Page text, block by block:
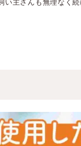
い主さんも無理なく